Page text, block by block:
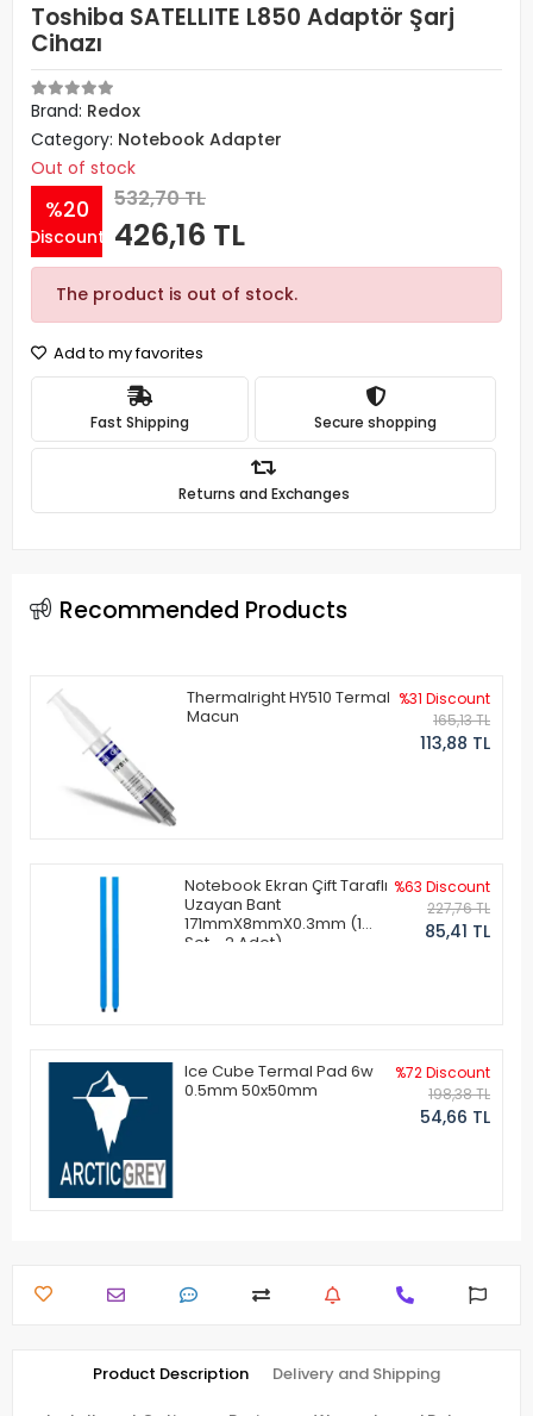
Toshiba SATELLITE L850 Adaptör Şarj
Cihazı
Brand: Redox
Category: Notebook Adapter
Out of stock
%20
Discount
532,70 TL
426,16 TL
The product is out of stock.
Add to my favorites
Fast Shipping Secure shopping
Returns and Exchanges
Recommended Products
Thermalright HY510 Termal
Macun
%31 Discount
165,13 TL
113,88 TL
Notebook Ekran Çift Taraflı
Uzayan Bant
171mmX8mmX0.3mm (1
Set - 2 Adet)
%63 Discount
227,76 TL
85,41 TL
Ice Cube Termal Pad 6w
0.5mm 50x50mm
%72 Discount
198,38 TL
54,66 TL
Product Description Delivery and Shipping